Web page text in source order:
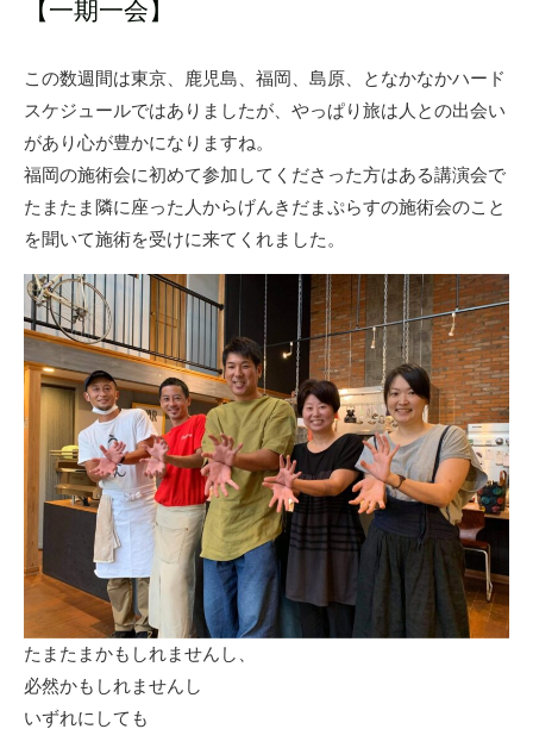
【一期一会】
この数週間は東京、鹿児島、福岡、島原、となかなかハード
スケジュールではありましたが、やっぱり旅は人との出会い
があり心が豊かになりますね。
福岡の施術会に初めて参加してくださった方はある講演会で
たまたま隣に座った人からげんきだまぷらすの施術会のこと
を聞いて施術を受けに来てくれました。
たまたまかもしれませんし、
必然かもしれませんし
いずれにしても